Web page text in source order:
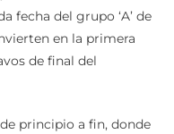
fecha del grupo ‘A’ de
en la primera
de final del
principio a fin, donde